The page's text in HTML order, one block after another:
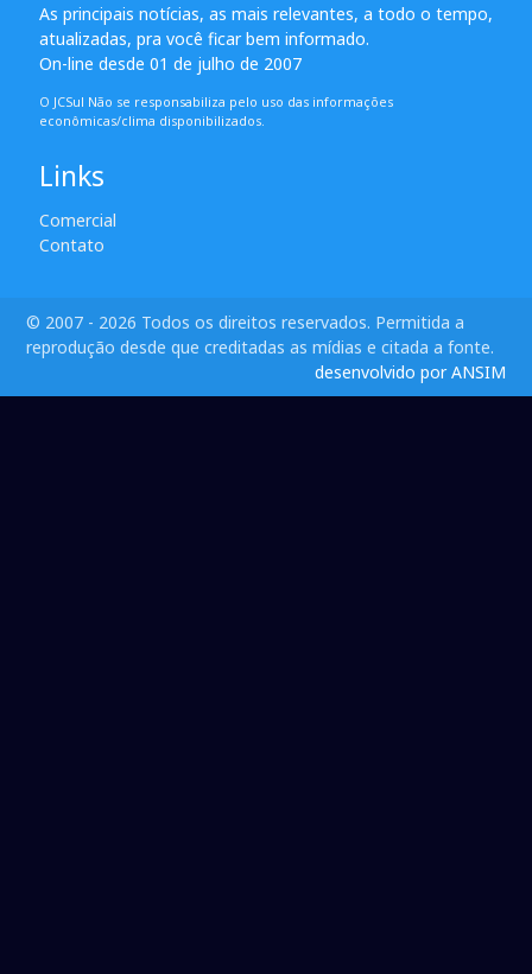
As principais notícias, as mais relevantes, a todo o tempo,
atualizadas, pra você ficar bem informado.
On-line desde 01 de julho de 2007
O JCSul Não se responsabiliza pelo uso das informações
econômicas/clima disponibilizados.
Links
Comercial
Contato
© 2007 - 2026 Todos os direitos reservados. Permitida a
reprodução desde que creditadas as mídias e citada a fonte.
desenvolvido por ANSIM